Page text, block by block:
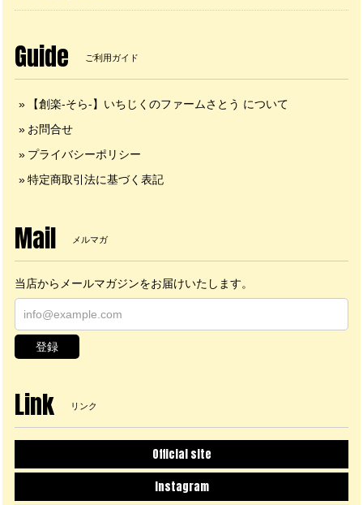
Guide ご利用ガイド
【創楽-そら-】いちじくのファームさとう について
お問合せ
プライバシーポリシー
特定商取引法に基づく表記
Mail メルマガ
当店からメールマガジンをお届けいたします。
登録
Link リンク
Official site
Instagram